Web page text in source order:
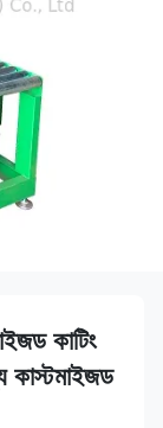
কাটিং
কাস্টমাইজড